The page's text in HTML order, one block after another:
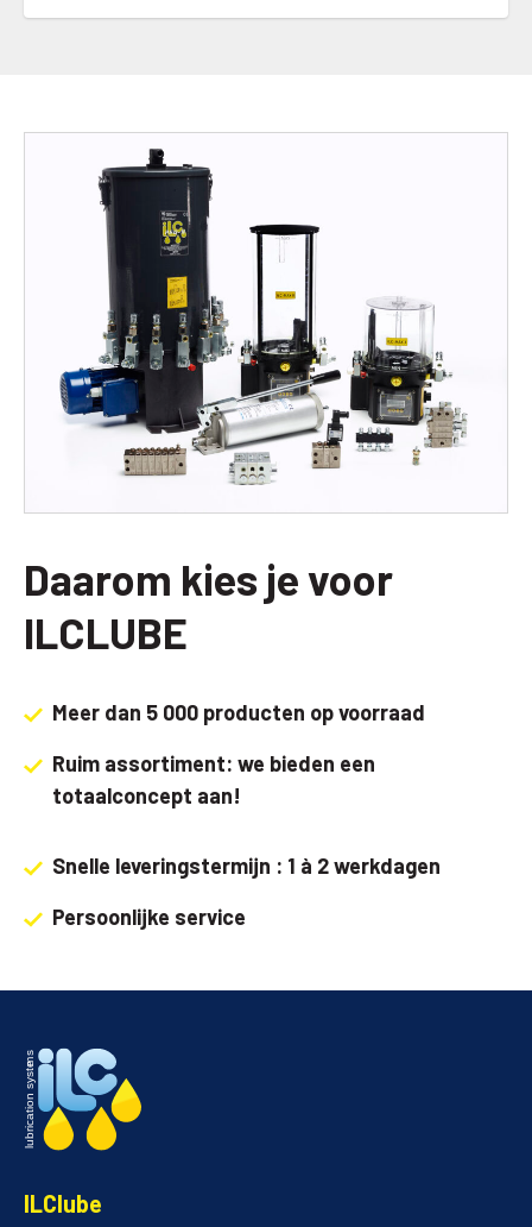
Daarom kies je voor
ILCLUBE
Meer dan 5 000 producten op voorraad
Ruim assortiment: we bieden een
totaalconcept aan!
Snelle leveringstermijn : 1 à 2 werkdagen
Persoonlijke service
ILClube